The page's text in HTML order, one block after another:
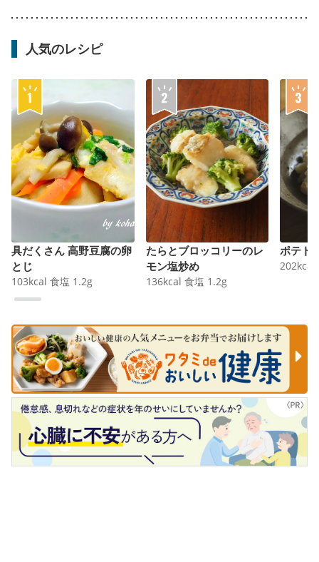
人気のレシピ
具だくさん 高野豆腐の卵
とじ
103kcal 食塩 1.2g
たらとブロッコリーのレ
モン塩炒め
136kcal 食塩 1.2g
ポテト
202kcal